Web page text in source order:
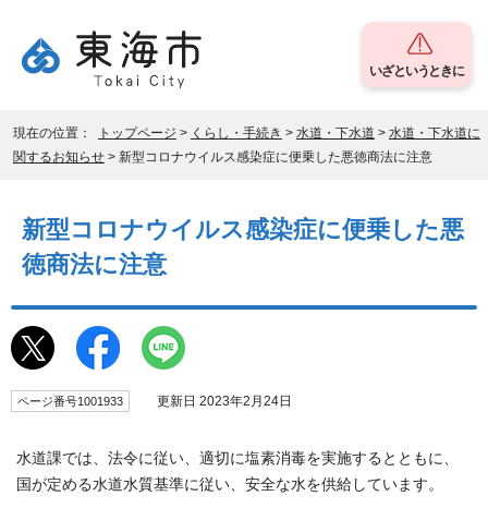
いざというときに
現在の位置： トップページ > くらし・手続き > 水道・下水道 > 水道・下水道に
関するお知らせ > 新型コロナウイルス感染症に便乗した悪徳商法に注意
新型コロナウイルス感染症に便乗した悪
徳商法に注意
ページ番号1001933 更新日 2023年2月24日
水道課では、法令に従い、適切に塩素消毒を実施するとともに、
国が定める水道水質基準に従い、安全な水を供給しています。